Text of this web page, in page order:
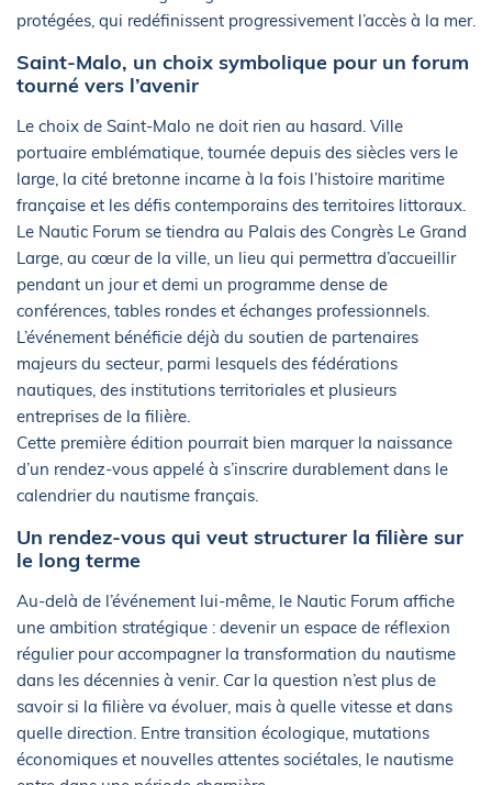
protégées, qui redéfinissent progressivement l’accès à la mer.
Saint-Malo, un choix symbolique pour un forum
tourné vers l’avenir
Le choix de Saint-Malo ne doit rien au hasard. Ville
portuaire emblématique, tournée depuis des siècles vers le
large, la cité bretonne incarne à la fois l’histoire maritime
française et les défis contemporains des territoires littoraux.
Le Nautic Forum se tiendra au Palais des Congrès Le Grand
Large, au cœur de la ville, un lieu qui permettra d’accueillir
pendant un jour et demi un programme dense de
conférences, tables rondes et échanges professionnels.
L’événement bénéficie déjà du soutien de partenaires
majeurs du secteur, parmi lesquels des fédérations
nautiques, des institutions territoriales et plusieurs
entreprises de la filière.
Cette première édition pourrait bien marquer la naissance
d’un rendez-vous appelé à s’inscrire durablement dans le
calendrier du nautisme français.
Un rendez-vous qui veut structurer la filière sur
le long terme
Au-delà de l’événement lui-même, le Nautic Forum affiche
une ambition stratégique : devenir un espace de réflexion
régulier pour accompagner la transformation du nautisme
dans les décennies à venir. Car la question n’est plus de
savoir si la filière va évoluer, mais à quelle vitesse et dans
quelle direction. Entre transition écologique, mutations
économiques et nouvelles attentes sociétales, le nautisme